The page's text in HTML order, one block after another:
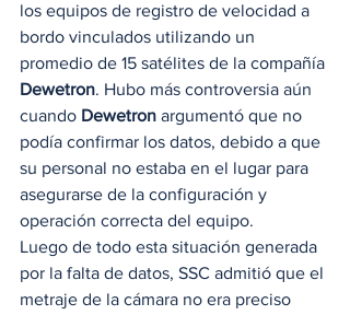
los equipos de registro de velocidad a
bordo vinculados utilizando un
promedio de 15 satélites de la compañía
Dewetron. Hubo más controversia aún
cuando Dewetron argumentó que no
podía confirmar los datos, debido a que
su personal no estaba en el lugar para
asegurarse de la configuración y
operación correcta del equipo.
Luego de todo esta situación generada
por la falta de datos, SSC admitió que el
metraje de la cámara no era preciso